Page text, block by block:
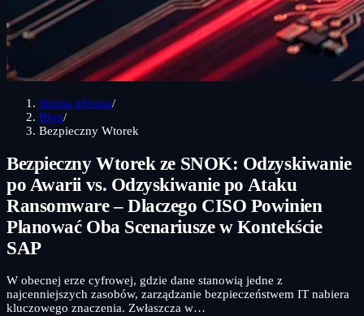
Strona główna/
Blog/
Bezpieczny Wtorek
Bezpieczny Wtorek ze SNOK: Odzyskiwanie
po Awarii vs. Odzyskiwanie po Ataku
Ransomware – Dlaczego CISO Powinien
Planować Oba Scenariusze w Kontekście
SAP
W obecnej erze cyfrowej, gdzie dane stanowią jedne z
najcenniejszych zasobów, zarządzanie bezpieczeństwem IT nabiera
kluczowego znaczenia. Zwłaszcza w…